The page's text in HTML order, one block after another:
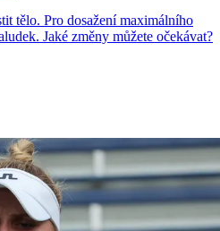
tělo. Pro dosažení maximálního
Jaké změny můžete očekávat?